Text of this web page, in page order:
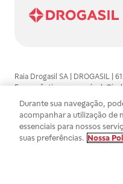
Raia Drogasil SA | DROGASIL |
Farmacêutico responsável:
automedicação e não
persistirem os sintomas, um
SA trabalha com as
efetuados estão sujeitos à
Durante sua navegação,
acompanhar a utilização de
essenciais para nossos
suas preferências. Nossa